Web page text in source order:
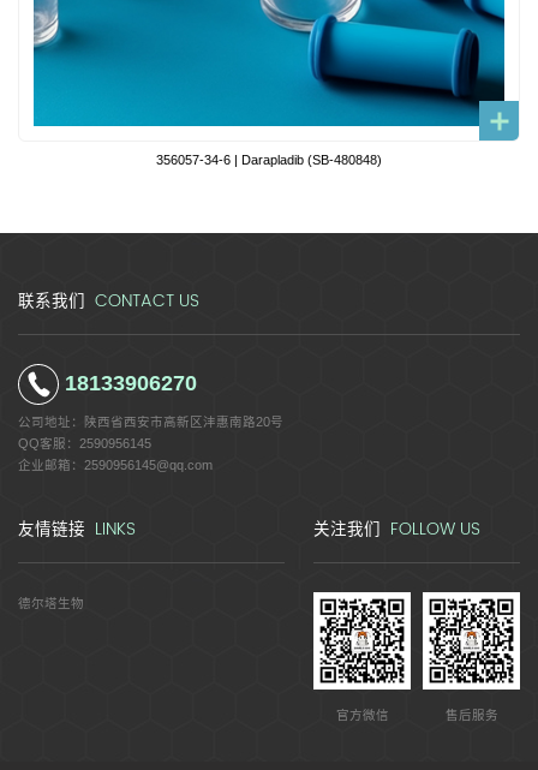
356057-34-6 | Darapladib (SB-480848)
联系我们 CONTACT US
18133906270
公司地址：
陕西省西安市高新区沣惠南路20号
QQ客服： 2590956145
企业邮箱： 2590956145@qq.com
友情链接 LINKS
德尔塔生物
关注我们 FOLLOW US
官方微信 售后服务